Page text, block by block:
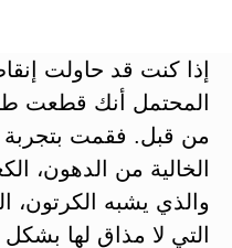
إذا كنت قد حاولت
المحتمل أنك قطعت
من قبل. فقمت بتجربة
الخالية من الدهون،
والذي يشبه الكرتون،
التي لا مذاق لها بشكل